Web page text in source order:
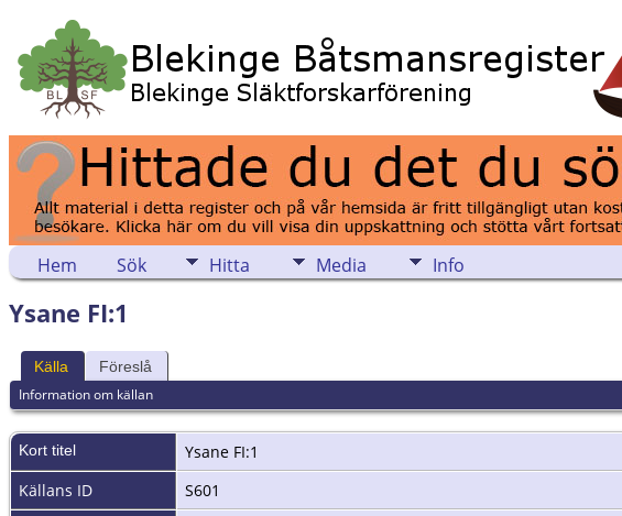
Hem Sök Hitta Media Info
Ysane FI:1
Källa Föreslå
Information om källan
Kort titel
Ysane FI:1
Källans ID
S601